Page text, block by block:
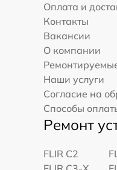
Оплата и
Контакты
Вакансии
О компании
Наши услуги
Согласие на
Способы
Ремонт
FLIR C2